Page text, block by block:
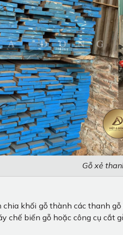
Gỗ xẻ
chia khối gỗ thành các thanh
chế biến gỗ hoặc công cụ cắt